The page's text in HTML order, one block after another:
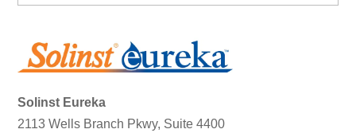
Solinst Eureka
2113 Wells Branch Pkwy, Suite 4400